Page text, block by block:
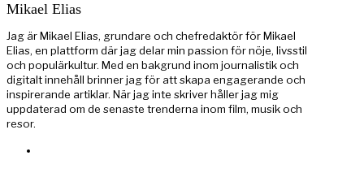
Mikael Elias
Jag är Mikael Elias, grundare och chefredaktör för Mikael
Elias, en plattform där jag delar min passion för nöje, livsstil
och populärkultur. Med en bakgrund inom journalistik och
digitalt innehåll brinner jag för att skapa engagerande och
inspirerande artiklar. När jag inte skriver håller jag mig
uppdaterad om de senaste trenderna inom film, musik och
resor.